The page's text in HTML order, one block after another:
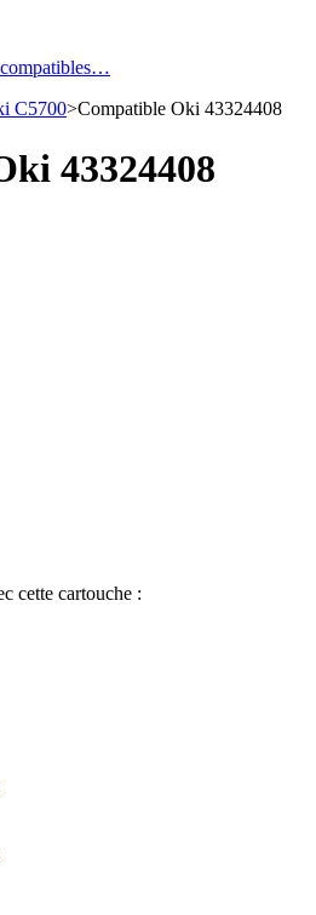
C5700>Compatible Oki 43324408
43324408
cette cartouche :